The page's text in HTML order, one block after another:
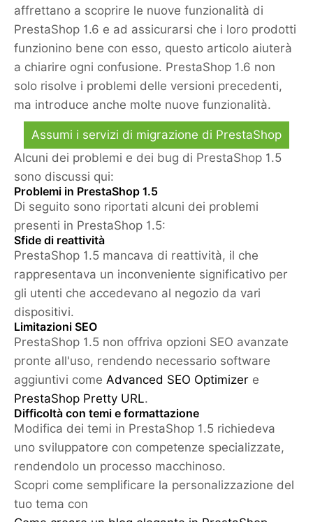
affrettano a scoprire le nuove funzionalità di
PrestaShop 1.6 e ad assicurarsi che i loro prodotti
funzionino bene con esso, questo articolo aiuterà
a chiarire ogni confusione. PrestaShop 1.6 non
solo risolve i problemi delle versioni precedenti,
ma introduce anche molte nuove funzionalità.
Assumi i servizi di migrazione di PrestaShop
Alcuni dei problemi e dei bug di PrestaShop 1.5
sono discussi qui:
Problemi in PrestaShop 1.5
Di seguito sono riportati alcuni dei problemi
presenti in PrestaShop 1.5:
Sfide di reattività
PrestaShop 1.5 mancava di reattività, il che
rappresentava un inconveniente significativo per
gli utenti che accedevano al negozio da vari
dispositivi.
Limitazioni SEO
PrestaShop 1.5 non offriva opzioni SEO avanzate
pronte all'uso, rendendo necessario software
aggiuntivi come Advanced SEO Optimizer e
PrestaShop Pretty URL.
Difficoltà con temi e formattazione
Modifica dei temi in PrestaShop 1.5 richiedeva
uno sviluppatore con competenze specializzate,
rendendolo un processo macchinoso.
Scopri come semplificare la personalizzazione del
tuo tema con